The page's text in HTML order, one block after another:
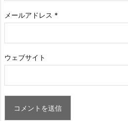
メールアドレス *
ウェブサイト